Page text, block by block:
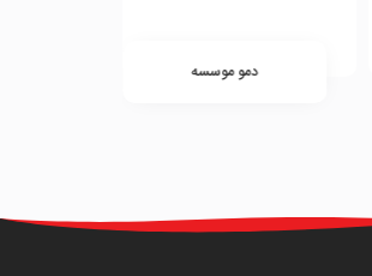
دمو موسسه